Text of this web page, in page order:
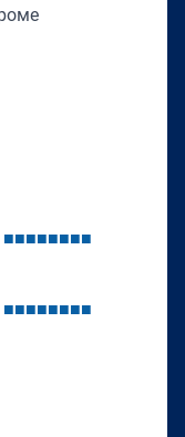
■■■■■■■■
■■■■■■■■